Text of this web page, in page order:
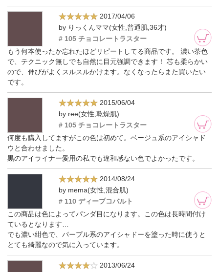
2017/04/06
by りっくんママ(女性,普通肌,36才)
# 105 チョコレートラスター
もう何本使ったか忘れたほどリピートしてる商品です。 濃い茶色
で、テクニック無しでも自然に目元強調できます！ 芯も柔らかい
ので、伸びがよくスルスルかけます。なくなったらまた買いたい
です。
2015/06/04
by ree(女性,乾燥肌)
# 105 チョコレートラスター
何度も購入してますがこの色は初めて。ベージュ系のアイシャド
ウと合わせました。
黒のアイライナー愛用の私でも違和感ない色でよかったです。
2014/08/24
by mema(女性,混合肌)
# 110 ディープコバルト
この商品は色によってパンダ目になります。この色は長時間付け
ているとなります…
でも濃い紺色で、パープル系のアイシャドーを塗った時に使うと
とても綺麗なので気に入っています。
2013/06/24